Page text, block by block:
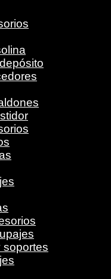
soportes